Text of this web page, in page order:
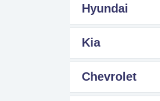
Hyundai
Kia
Chevrolet